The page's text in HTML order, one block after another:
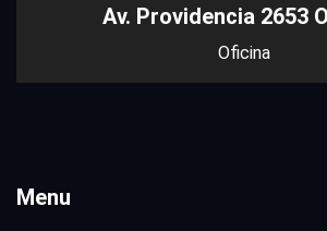
Av. Providencia 2653
Oficina
Menu